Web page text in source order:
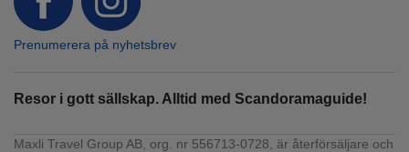
Prenumerera på nyhetsbrev
Resor i gott sällskap. Alltid med Scandoramaguide!
Maxli Travel Group AB, org. nr 556713-0728, är återförsäljare och